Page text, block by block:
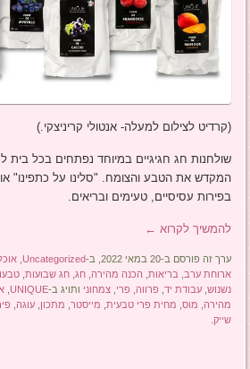
(קרדיט לצילום למעלה- אנטולי קריניצקי.)
שולחנות חג חגיגיים במיוחד נפתחים בכל בית
המקדש את הטבע והצומח. "סלינו על כתפינו"
בפירות עסיסיים, טעימים ובריאים.
להמשיך לקרוא ←
ערך זה פורסם ב-20 במאי 2022, ב- Uncategorized
,
ארוחת ערב בריאות הכנה מהירה ,חג ,חג שבועות ,
נשנוש ,עבודת יד פרווה פרי ,צמחוני ותויג ב-UNIQUE
,
מהירה מוס מחית פרי טבעית מייסטר מתכון ,עוגה
שייק